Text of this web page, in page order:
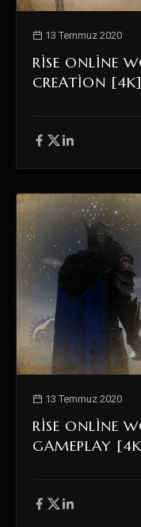
13 Temmuz 2020
RISE ONLINE
CREATION [4K]
13 Temmuz 2020
RISE ONLINE
GAMEPLAY